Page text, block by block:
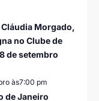
Morgado,
no Clube de
de setembro
às7:00 pm
de Janeiro